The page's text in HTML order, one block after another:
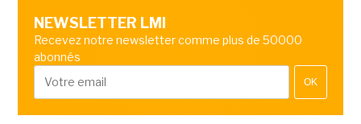
NEWSLETTER LMI
Recevez notre newsletter comme plus de 50000
abonnés
OK